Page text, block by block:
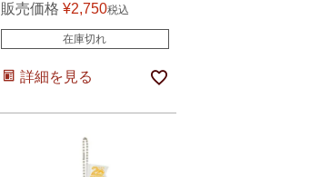
販売価格 ¥2,750税込
在庫切れ
詳細を見る